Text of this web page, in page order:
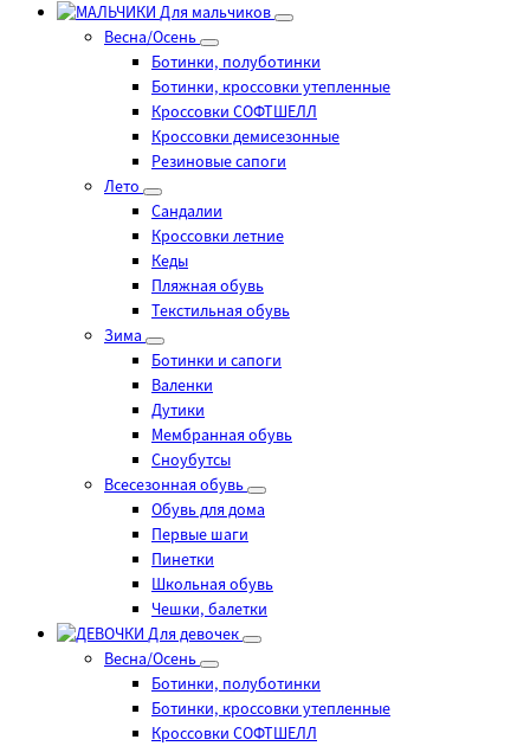
Для мальчиков
Весна/Осень
Ботинки, полуботинки
Ботинки, кроссовки утепленные
Кроссовки СОФТШЕЛЛ
Кроссовки демисезонные
Резиновые сапоги
Лето
Cандалии
Кроссовки летние
Кеды
Пляжная обувь
Текстильная обувь
Зима
Ботинки и сапоги
Валенки
Дутики
Мембранная обувь
Сноубутсы
Всесезонная обувь
Обувь для дома
Первые шаги
Пинетки
Школьная обувь
Чешки, балетки
Для девочек
Весна/Осень
Ботинки, полуботинки
Ботинки, кроссовки утепленные
Кроссовки СОФТШЕЛЛ